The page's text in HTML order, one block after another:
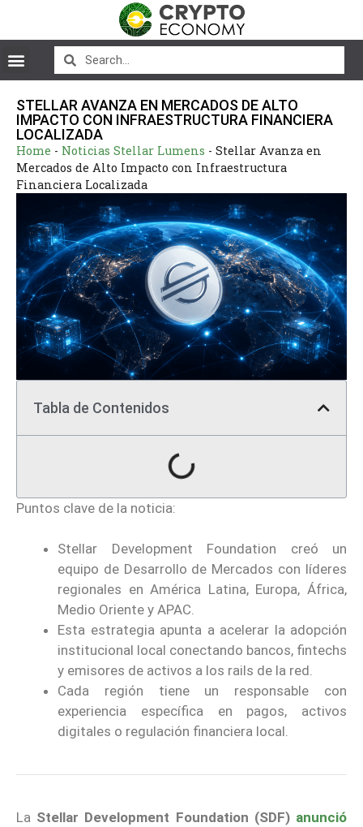
STELLAR AVANZA EN MERCADOS DE ALTO
IMPACTO CON INFRAESTRUCTURA FINANCIERA
LOCALIZADA
Home - Noticias Stellar Lumens - Stellar Avanza en
Mercados de Alto Impacto con Infraestructura
Financiera Localizada
Tabla de Contenidos
Puntos clave de la noticia:
Stellar Development Foundation creó un
equipo de Desarrollo de Mercados con líderes
regionales en América Latina, Europa, África,
Medio Oriente y APAC.
Esta estrategia apunta a acelerar la adopción
institucional local conectando bancos, fintechs
y emisores de activos a los rails de la red.
Cada región tiene un responsable con
experiencia específica en pagos, activos
digitales o regulación financiera local.
La Stellar Development Foundation (SDF) anunció